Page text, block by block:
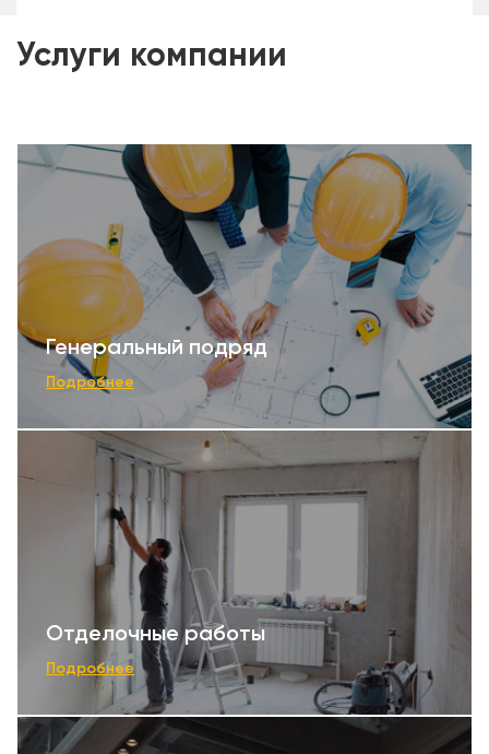
Услуги компании
Генеральный подряд
Подробнее
Отделочные работы
Подробнее